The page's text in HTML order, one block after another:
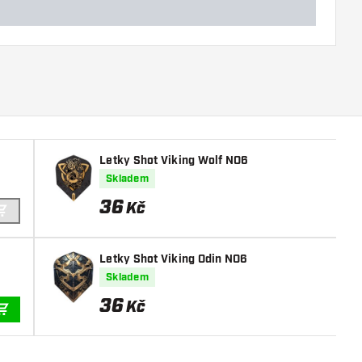
PŘIDAT DO KOŠÍKU
Letky Shot Viking Wolf NO6
Skladem
36Kč
Letky Shot Viking Odin NO6
Skladem
36Kč